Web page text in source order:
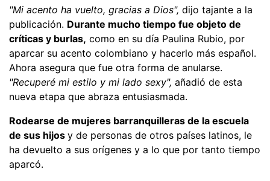
"Mi acento ha vuelto, gracias a Dios", dijo tajante a la
publicación. Durante mucho tiempo fue objeto de
críticas y burlas, como en su día Paulina Rubio, por
aparcar su acento colombiano y hacerlo más español.
Ahora asegura que fue otra forma de anularse.
"Recuperé mi estilo y mi lado sexy", añadió de esta
nueva etapa que abraza entusiasmada.
Rodearse de mujeres barranquilleras de la escuela
de sus hijos y de personas de otros países latinos, le
ha devuelto a sus orígenes y a lo que por tanto tiempo
aparcó.